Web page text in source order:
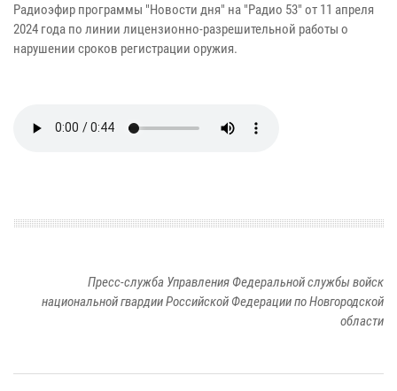
Радиоэфир программы "Новости дня" на "Радио 53" от 11 апреля
2024 года по линии лицензионно-разрешительной работы о
нарушении сроков регистрации оружия.
Пресс-служба Управления Федеральной службы войск
национальной гвардии Российской Федерации по Новгородской
области